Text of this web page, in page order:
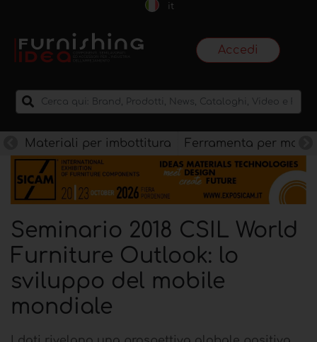
it
Accedi
Materiali per imbottitura Ferramenta per mobili
Seminario 2018 CSIL World
Furniture Outlook: lo
sviluppo del mobile
mondiale